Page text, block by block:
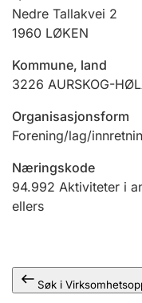
Betaling og
Ektepaktveileder
Offentlig sektor
Andre tema
Nedre Tallakvei 2
1960 LØKEN
Kommune, land
3226 AURSKOG-
Organisasjonsform
Forening/lag/
Næringskode
94.992 Aktiviteter i
ellers
Søk i